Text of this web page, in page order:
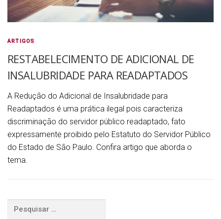
ARTIGOS
RESTABELECIMENTO DE ADICIONAL DE
INSALUBRIDADE PARA READAPTADOS
A Redução do Adicional de Insalubridade para
Readaptados é uma prática ilegal pois caracteriza
discriminação do servidor público readaptado, fato
expressamente proibido pelo Estatuto do Servidor Público
do Estado de São Paulo. Confira artigo que aborda o
tema.
Pesquisar